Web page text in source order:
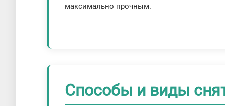
максимально прочным.
Способы и виды